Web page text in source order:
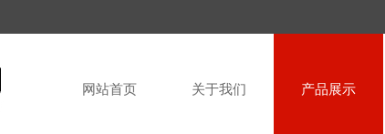
网站首页 关于我们 产品展示